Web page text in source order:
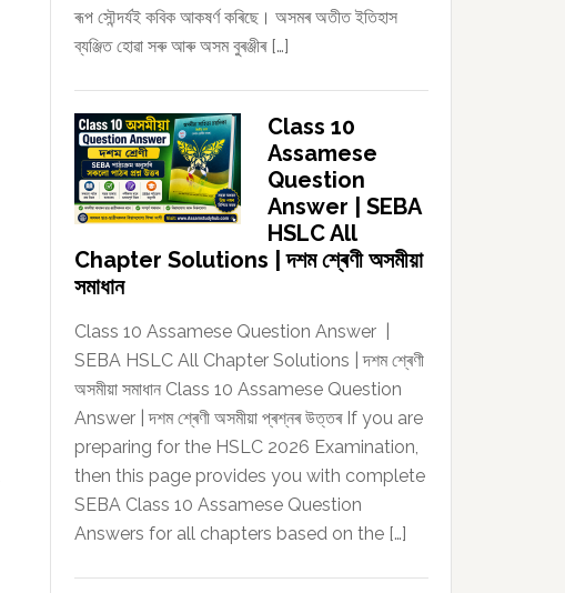
ৰূপ সৌন্দৰ্যই কবিক আকষৰ্ণ কৰিছে। অসমৰ অতীত ইতিহাস
ব্যঞ্জিত হোৱা সৰু আৰু অসম বুৰঞ্জীৰ […]
Class 10
Assamese
Question
Answer | SEBA
HSLC All
Chapter Solutions | দশম শ্ৰেণী অসমীয়া
সমাধান
Class 10 Assamese Question Answer |
SEBA HSLC All Chapter Solutions | দশম শ্ৰেণী
অসমীয়া সমাধান Class 10 Assamese Question
Answer | দশম শ্ৰেণী অসমীয়া প্ৰশ্নৰ উত্তৰ If you are
preparing for the HSLC 2026 Examination,
then this page provides you with complete
SEBA Class 10 Assamese Question
Answers for all chapters based on the […]